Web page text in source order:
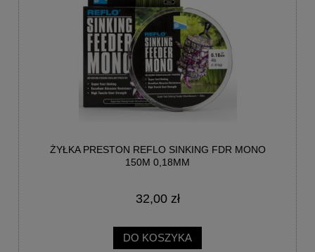
ŻYŁKA PRESTON REFLO SINKING FDR MONO
150M 0,18MM
32,00 zł
DO KOSZYKA